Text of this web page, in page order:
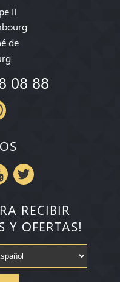
II
de
08 88
RECIBIR
Y OFERTAS!